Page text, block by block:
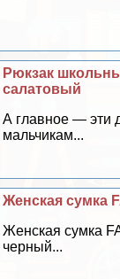
Рюкзак
салатовый
А главное — эти
мальчикам...
Женская сумка
Женская сумка
черный...